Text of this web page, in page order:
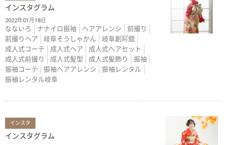
インスタグラム
2022年01月18日
なないろ ナナイロ振袖 ヘアアレンシ
前撮り
前撮りヘア
岐阜そうしゃかん
岐阜創冩舘
成人式コーテ
成人式ヘア
成人式ヘアセット
成人式前撮り
成人式髪型 成人式髪飾り
振袖
振袖コーテ
振袖ヘアアレンシ
振袖レンタル
振袖レンタル岐阜
インスタ
インスタグラム